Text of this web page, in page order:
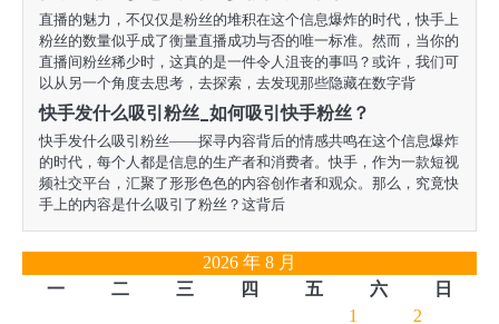
直播的魅力，不仅仅是粉丝的堆积在这个信息爆炸的时代，快手上
粉丝的数量似乎成了衡量直播成功与否的唯一标准。然而，当你的
直播间粉丝稀少时，这真的是一件令人沮丧的事吗？或许，我们可
以从另一个角度去思考，去探索，去发现那些隐藏在数字背
快手发什么吸引粉丝_如何吸引快手粉丝？
快手发什么吸引粉丝——探寻内容背后的情感共鸣在这个信息爆炸
的时代，每个人都是信息的生产者和消费者。快手，作为一款短视
频社交平台，汇聚了形形色色的内容创作者和观众。那么，究竟快
手上的内容是什么吸引了粉丝？这背后
2026 年 8 月
一
二 三 四 五 六
日
1
2